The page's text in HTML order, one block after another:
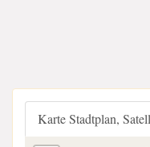
Karte Stadtplan,